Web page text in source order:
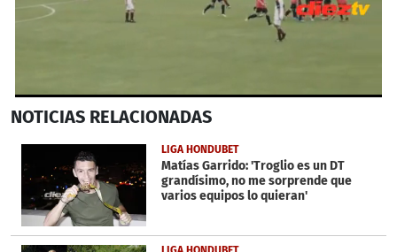
seconds
1
30
seconds
NOTICIAS RELACIONADAS
LIGA HONDUBET
Matías Garrido: 'Troglio es un DT
grandísimo, no me sorprende que
varios equipos lo quieran'